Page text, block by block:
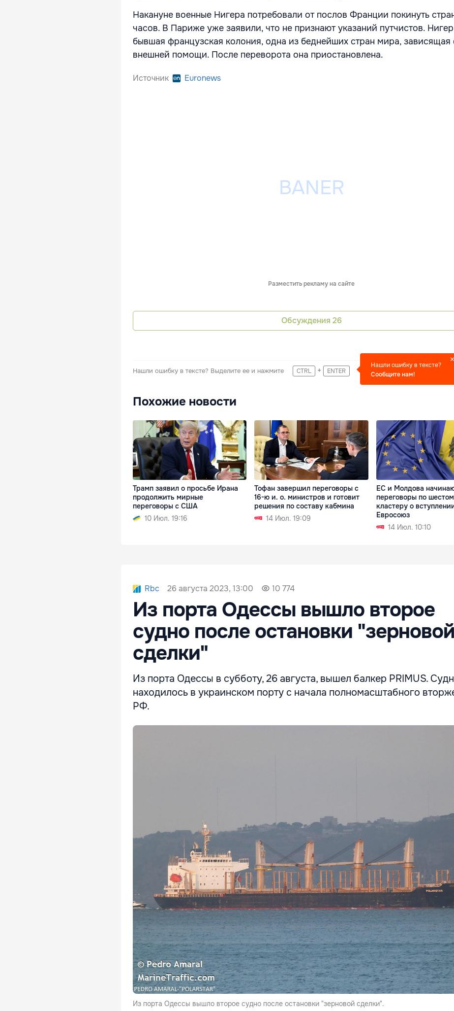
Накануне военные Нигера потребовали от послов Франции покинуть
часов. В Париже уже заявили, что не признают указаний путчистов.
бывшая французская колония, одна из беднейших стран мира, зависящая
внешней помощи. После переворота она приостановлена.
Источник Euronews
Разместить рекламу на сайте
Обсуждения 26
Нашли ошибку в тексте? Выделите ее и нажмите CTRL + ENTER
Нашли ошибку в тексте?
Сообщите нам!
Похожие новости
Трамп заявил о просьбе Ирана
продолжить мирные
переговоры с США
10 Июл. 19:16
Тофан завершил переговоры с
16-ю и. о. министров и готовит
решения по составу кабмина
14 Июл. 19:09
ЕС и Молдова
переговоры по
кластеру о
Евросоюз
14 Июл. 10:10
Rbc 26 августа 2023, 13:00 10 774
Из порта Одессы вышло второе
судно после остановки "зерновой
сделки"
Из порта Одессы в субботу, 26 августа, вышел балкер PRIMUS.
находилось в украинском порту с начала полномасштабного
РФ.
Из порта Одессы вышло второе судно после остановки "зерновой сделки".